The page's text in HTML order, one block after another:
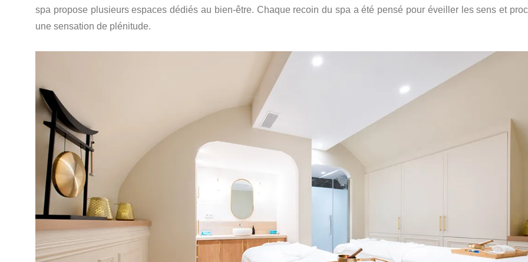
spa propose plusieurs espaces dédiés au bien-être. Chaque recoin du spa a été pensé pour éveiller les sens et
une sensation de plénitude.